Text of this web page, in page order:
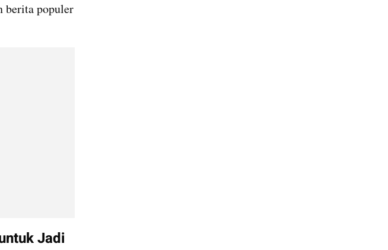
berita populer
Jadi